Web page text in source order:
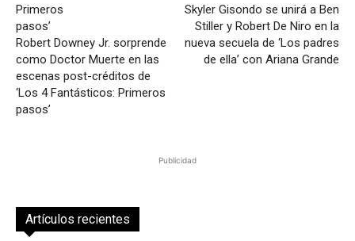
Robert Downey Jr. sorprende
como Doctor Muerte en las
escenas post-créditos de
‘Los 4 Fantásticos: Primeros
pasos’
Skyler Gisondo se unirá a Ben
Stiller y Robert De Niro en la
nueva secuela de ‘Los padres
de ella’ con Ariana Grande
Publicidad
Artículos recientes